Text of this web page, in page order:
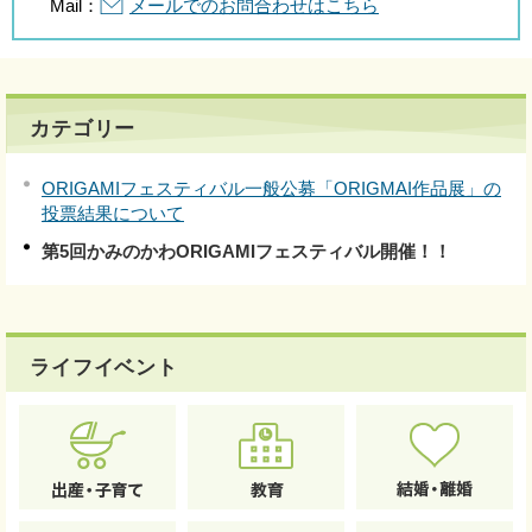
Mail： メールでのお問合わせはこちら
カテゴリー
ORIGAMIフェスティバル一般公募「ORIGMAI作品展」の
投票結果について
第5回かみのかわORIGAMIフェスティバル開催！！
ライフイベント